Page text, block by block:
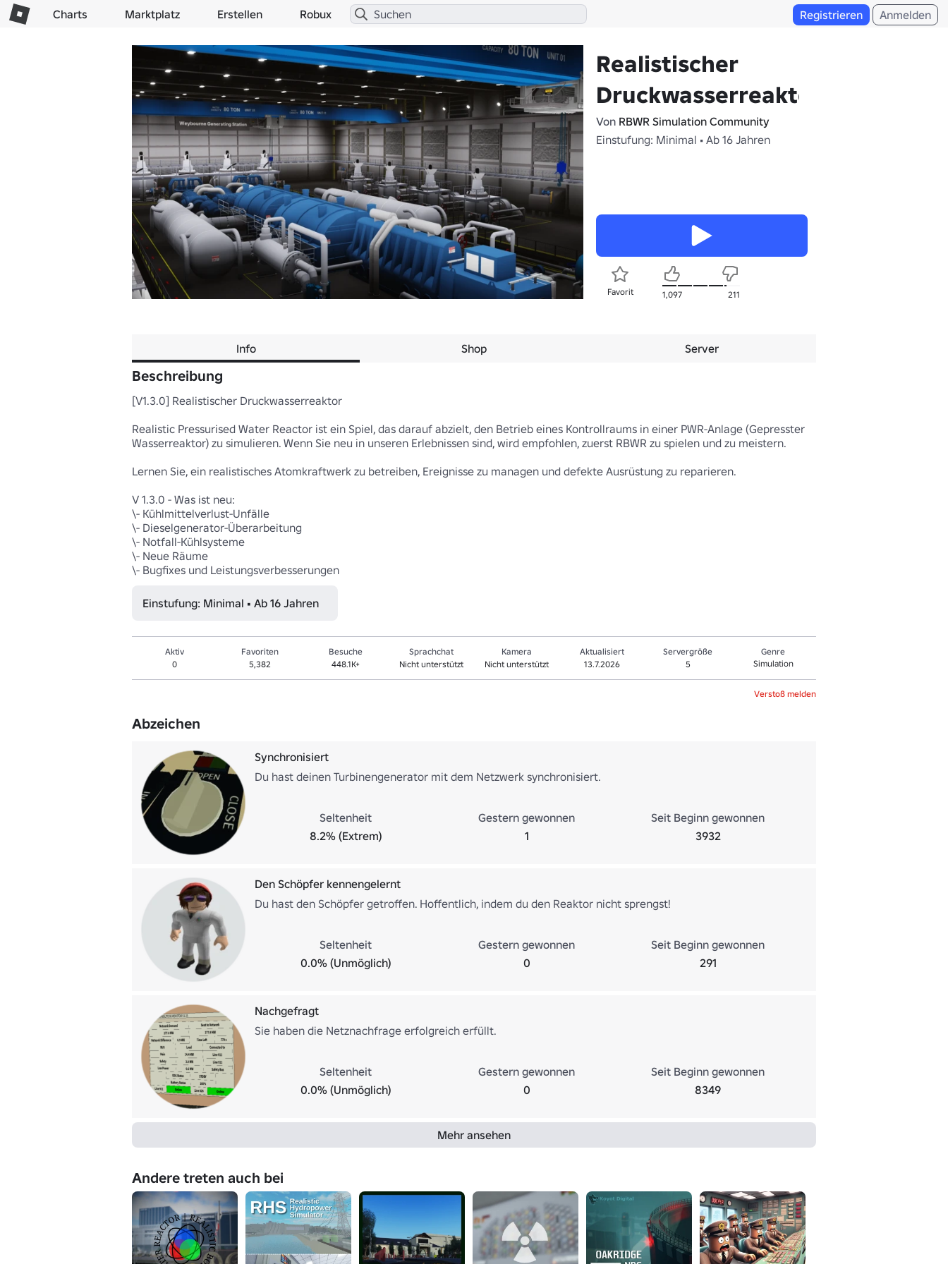
Charts Marktplatz Erstellen Robux Registrieren Anmelden
Realistischer
Druckwasserreaktor
Von RBWR Simulation Community
Einstufung: Minimal • Ab 16 Jahren
Favorit 1,097 211
Info Shop Server
Beschreibung
[V1.3.0] Realistischer Druckwasserreaktor
Realistic Pressurised Water Reactor ist ein Spiel, das darauf abzielt, den Betrieb eines Kontrollraums in einer PWR-Anlage (Gepresster
Wasserreaktor) zu simulieren. Wenn Sie neu in unseren Erlebnissen sind, wird empfohlen, zuerst RBWR zu spielen und zu meistern.
Lernen Sie, ein realistisches Atomkraftwerk zu betreiben, Ereignisse zu managen und defekte Ausrüstung zu reparieren.
V 1.3.0 - Was ist neu:
\- Kühlmittelverlust-Unfälle
\- Dieselgenerator-Überarbeitung
\- Notfall-Kühlsysteme
\- Neue Räume
\- Bugfixes und Leistungsverbesserungen
Einstufung: Minimal • Ab 16 Jahren
Aktiv
0
Favoriten
5,382
Besuche
448.1K+
Sprachchat
Nicht unterstützt
Kamera
Nicht unterstützt
Aktualisiert
13.7.2026
Servergröße
5
Genre
Simulation
Verstoß melden
Abzeichen
Synchronisiert
Du hast deinen Turbinengenerator mit dem Netzwerk synchronisiert.
Seltenheit
8.2% (Extrem)
Gestern gewonnen
1
Seit Beginn gewonnen
3932
Den Schöpfer kennengelernt
Du hast den Schöpfer getroffen. Hoffentlich, indem du den Reaktor nicht sprengst!
Seltenheit
0.0% (Unmöglich)
Gestern gewonnen
0
Seit Beginn gewonnen
291
Nachgefragt
Sie haben die Netznachfrage erfolgreich erfüllt.
Seltenheit
0.0% (Unmöglich)
Gestern gewonnen
0
Seit Beginn gewonnen
8349
Mehr ansehen
Andere treten auch bei